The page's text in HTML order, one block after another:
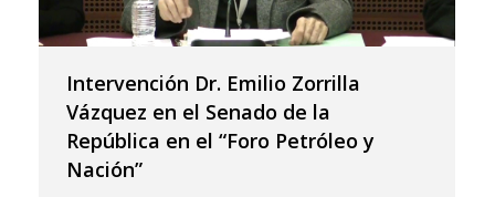
Intervención Dr. Emilio Zorrilla
Vázquez en el Senado de la
República en el “Foro Petróleo y
Nación”